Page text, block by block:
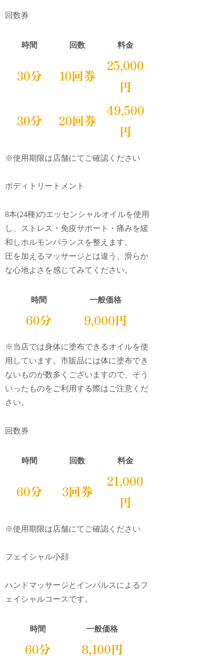
回数券
時間 回数 料金
30分 10回券
25,000
円
30分
20回券
49,500
円
※使用期限は店舗にてご確認ください
ボディトリートメント
8本(24種)のエッセンシャルオイルを使用
し、ストレス・免疫サポート・痛みを緩
和しホルモンバランスを整えます。
圧を加えるマッサージとは違う、滑らか
な心地よさを感じてみてください。
時間 一般価格
60分 9,000円
※当店では身体に塗布できるオイルを使
用しています。市販品には体に塗布でき
ないものが数多くございますので、そう
いったものをご利用する際はご注意くだ
さい。
回数券
時間 回数 料金
60分 3回券
21,000
円
※使用期限は店舗にてご確認ください
フェイシャル小顔
ハンドマッサージとインパルスによるフ
ェイシャルコースです。
時間 一般価格
60分 8,100円